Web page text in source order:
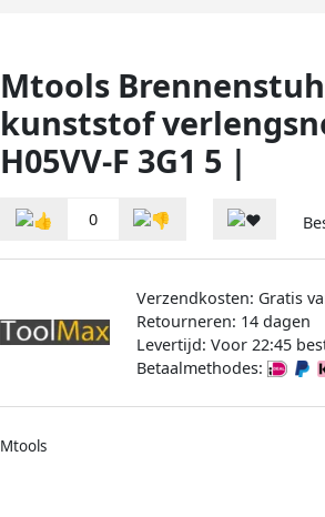
Mtools
kunststof
H05VV-F 3G1 5 |
0
Verzendkosten: Gratis
Retourneren: 14 dagen
Levertijd: Voor 22:45
Betaalmethodes:
Mtools